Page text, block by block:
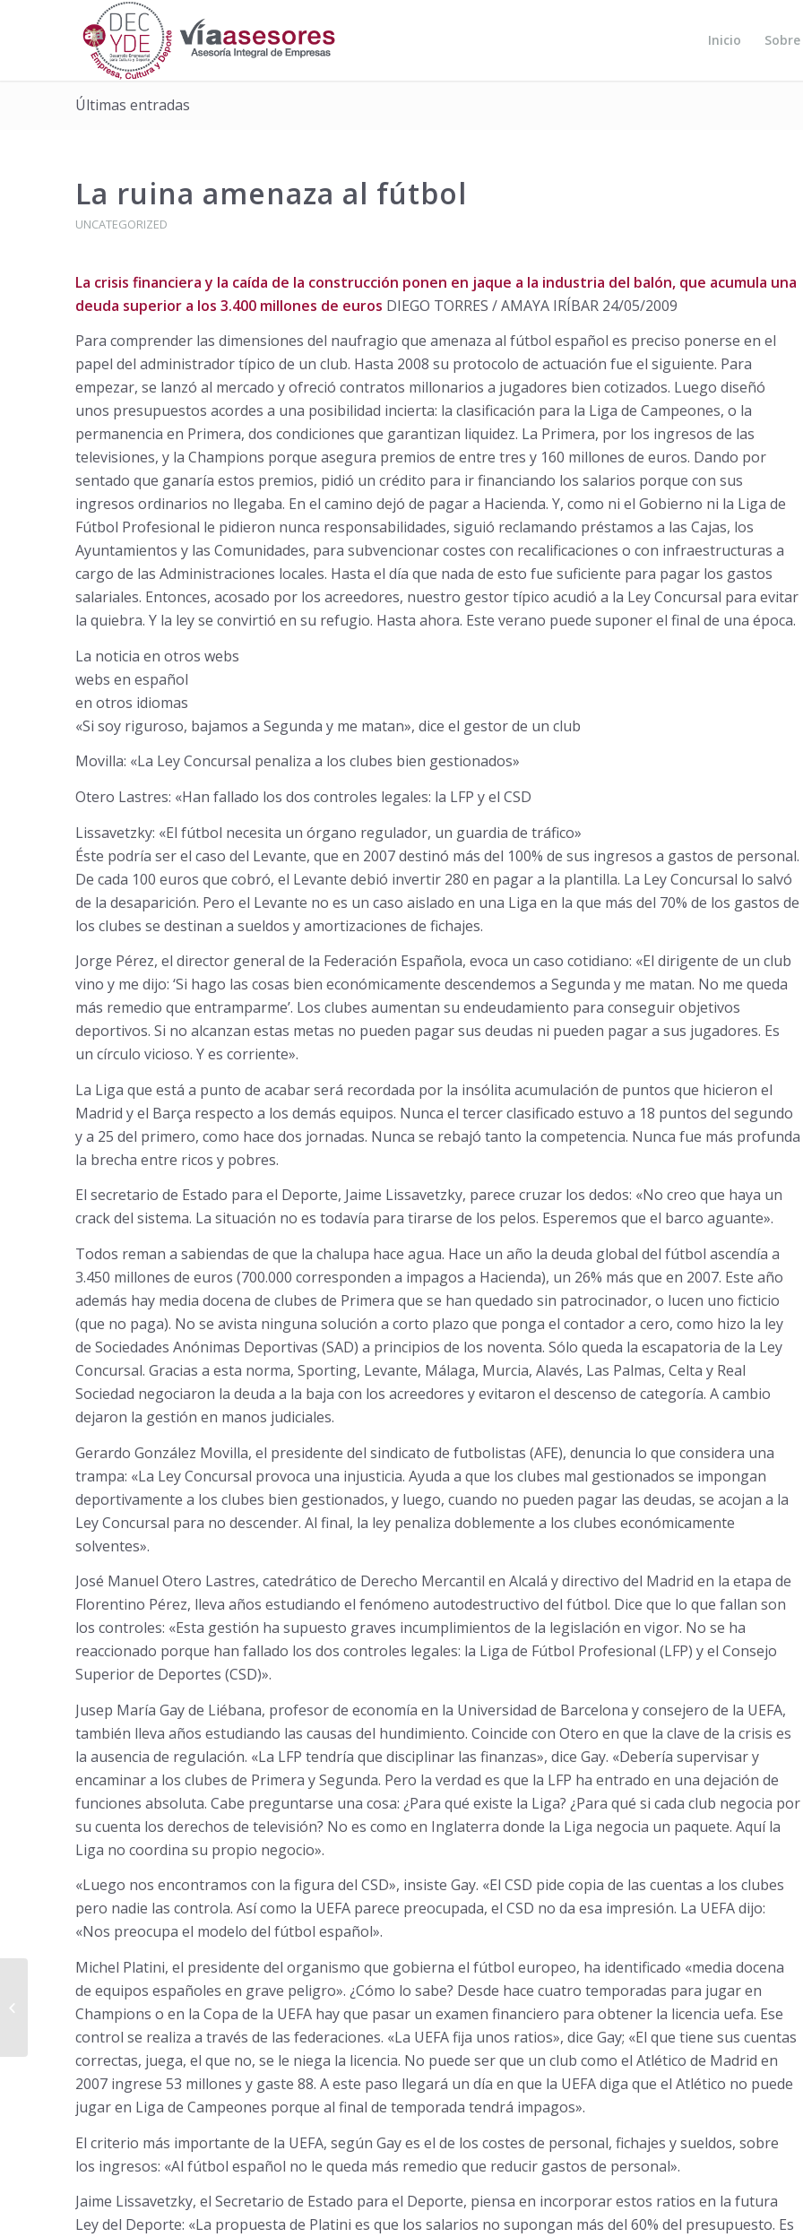
Inicio
Últimas entradas
La ruina amenaza al fútbol
UNCATEGORIZED
La crisis financiera y la caída de la construcción ponen en jaque a la industria del balón, que acumula una
deuda superior a los 3.400 millones de euros DIEGO TORRES / AMAYA IRÍBAR 24/05/2009
Para comprender las dimensiones del naufragio que amenaza al fútbol español es preciso ponerse en el
papel del administrador típico de un club. Hasta 2008 su protocolo de actuación fue el siguiente. Para
empezar, se lanzó al mercado y ofreció contratos millonarios a jugadores bien cotizados. Luego diseñó
unos presupuestos acordes a una posibilidad incierta: la clasificación para la Liga de Campeones, o la
permanencia en Primera, dos condiciones que garantizan liquidez. La Primera, por los ingresos de las
televisiones, y la Champions porque asegura premios de entre tres y 160 millones de euros. Dando por
sentado que ganaría estos premios, pidió un crédito para ir financiando los salarios porque con sus
ingresos ordinarios no llegaba. En el camino dejó de pagar a Hacienda. Y, como ni el Gobierno ni la Liga de
Fútbol Profesional le pidieron nunca responsabilidades, siguió reclamando préstamos a las Cajas, los
Ayuntamientos y las Comunidades, para subvencionar costes con recalificaciones o con infraestructuras a
cargo de las Administraciones locales. Hasta el día que nada de esto fue suficiente para pagar los gastos
salariales. Entonces, acosado por los acreedores, nuestro gestor típico acudió a la Ley Concursal para evitar
la quiebra. Y la ley se convirtió en su refugio. Hasta ahora. Este verano puede suponer el final de una época.
La noticia en otros webs
webs en español
en otros idiomas
«Si soy riguroso, bajamos a Segunda y me matan», dice el gestor de un club
Movilla: «La Ley Concursal penaliza a los clubes bien gestionados»
Otero Lastres: «Han fallado los dos controles legales: la LFP y el CSD
Lissavetzky: «El fútbol necesita un órgano regulador, un guardia de tráfico»
Éste podría ser el caso del Levante, que en 2007 destinó más del 100% de sus ingresos a gastos de personal.
De cada 100 euros que cobró, el Levante debió invertir 280 en pagar a la plantilla. La Ley Concursal lo salvó
de la desaparición. Pero el Levante no es un caso aislado en una Liga en la que más del 70% de los gastos de
los clubes se destinan a sueldos y amortizaciones de fichajes.
Jorge Pérez, el director general de la Federación Española, evoca un caso cotidiano: «El dirigente de un club
vino y me dijo: ‘Si hago las cosas bien económicamente descendemos a Segunda y me matan. No me queda
más remedio que entramparme’. Los clubes aumentan su endeudamiento para conseguir objetivos
deportivos. Si no alcanzan estas metas no pueden pagar sus deudas ni pueden pagar a sus jugadores. Es
un círculo vicioso. Y es corriente».
La Liga que está a punto de acabar será recordada por la insólita acumulación de puntos que hicieron el
Madrid y el Barça respecto a los demás equipos. Nunca el tercer clasificado estuvo a 18 puntos del segundo
y a 25 del primero, como hace dos jornadas. Nunca se rebajó tanto la competencia. Nunca fue más profunda
la brecha entre ricos y pobres.
El secretario de Estado para el Deporte, Jaime Lissavetzky, parece cruzar los dedos: «No creo que haya un
crack del sistema. La situación no es todavía para tirarse de los pelos. Esperemos que el barco aguante».
Todos reman a sabiendas de que la chalupa hace agua. Hace un año la deuda global del fútbol ascendía a
3.450 millones de euros (700.000 corresponden a impagos a Hacienda), un 26% más que en 2007. Este año
además hay media docena de clubes de Primera que se han quedado sin patrocinador, o lucen uno ficticio
(que no paga). No se avista ninguna solución a corto plazo que ponga el contador a cero, como hizo la ley
de Sociedades Anónimas Deportivas (SAD) a principios de los noventa. Sólo queda la escapatoria de la Ley
Concursal. Gracias a esta norma, Sporting, Levante, Málaga, Murcia, Alavés, Las Palmas, Celta y Real
Sociedad negociaron la deuda a la baja con los acreedores y evitaron el descenso de categoría. A cambio
dejaron la gestión en manos judiciales.
Gerardo González Movilla, el presidente del sindicato de futbolistas (AFE), denuncia lo que considera una
trampa: «La Ley Concursal provoca una injusticia. Ayuda a que los clubes mal gestionados se impongan
deportivamente a los clubes bien gestionados, y luego, cuando no pueden pagar las deudas, se acojan a la
Ley Concursal para no descender. Al final, la ley penaliza doblemente a los clubes económicamente
solventes».
José Manuel Otero Lastres, catedrático de Derecho Mercantil en Alcalá y directivo del Madrid en la etapa de
Florentino Pérez, lleva años estudiando el fenómeno autodestructivo del fútbol. Dice que lo que fallan son
los controles: «Esta gestión ha supuesto graves incumplimientos de la legislación en vigor. No se ha
reaccionado porque han fallado los dos controles legales: la Liga de Fútbol Profesional (LFP) y el Consejo
Superior de Deportes (CSD)».
Jusep María Gay de Liébana, profesor de economía en la Universidad de Barcelona y consejero de la UEFA,
también lleva años estudiando las causas del hundimiento. Coincide con Otero en que la clave de la crisis es
la ausencia de regulación. «La LFP tendría que disciplinar las finanzas», dice Gay. «Debería supervisar y
encaminar a los clubes de Primera y Segunda. Pero la verdad es que la LFP ha entrado en una dejación de
funciones absoluta. Cabe preguntarse una cosa: ¿Para qué existe la Liga? ¿Para qué si cada club negocia por
su cuenta los derechos de televisión? No es como en Inglaterra donde la Liga negocia un paquete. Aquí la
Liga no coordina su propio negocio».
«Luego nos encontramos con la figura del CSD», insiste Gay. «El CSD pide copia de las cuentas a los clubes
pero nadie las controla. Así como la UEFA parece preocupada, el CSD no da esa impresión. La UEFA dijo:
«Nos preocupa el modelo del fútbol español».
Michel Platini, el presidente del organismo que gobierna el fútbol europeo, ha identificado «media docena
de equipos españoles en grave peligro». ¿Cómo lo sabe? Desde hace cuatro temporadas para jugar en
Champions o en la Copa de la UEFA hay que pasar un examen financiero para obtener la licencia uefa. Ese
control se realiza a través de las federaciones. «La UEFA fija unos ratios», dice Gay; «El que tiene sus cuentas
correctas, juega, el que no, se le niega la licencia. No puede ser que un club como el Atlético de Madrid en
2007 ingrese 53 millones y gaste 88. A este paso llegará un día en que la UEFA diga que el Atlético no puede
jugar en Liga de Campeones porque al final de temporada tendrá impagos».
El criterio más importante de la UEFA, según Gay es el de los costes de personal, fichajes y sueldos, sobre
los ingresos: «Al fútbol español no le queda más remedio que reducir gastos de personal».
Jaime Lissavetzky, el Secretario de Estado para el Deporte, piensa en incorporar estos ratios en la futura
Ley del Deporte: «La propuesta de Platini es que los salarios no supongan más del 60% del presupuesto. Es
La ruina amenaza al fútbol